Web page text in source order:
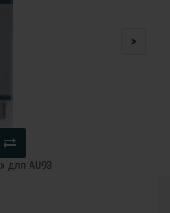
для AU93
>